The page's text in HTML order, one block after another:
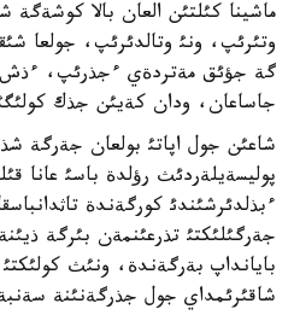
ماشينا كئلتئن العان بالا
گة جؤئق مةتردةي ءجذرئپ،
جاساعان، ودان كةيئن جذك
شاعئن جول اپاتئ بولعان جةرگة
پوليسةيلةردئث رؤلدة باسئ عانا
ءبذلدئرشئندئ كورگةندة تاثدانباسقا
جةرگئلئكتئ تذرعئنمةن بئرگة
بايانداپ بةرگةندة، ونئث
شاقئرئمداي جول جذرگةنئنة